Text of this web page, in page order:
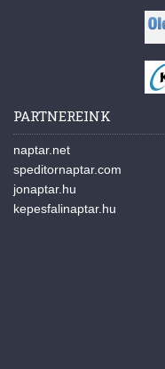
PARTNEREINK
naptar.net
speditornaptar.com
jonaptar.hu
kepesfalinaptar.hu